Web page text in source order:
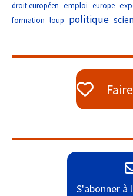
droit européen emploi europe
formation loup politique
S'abonner à